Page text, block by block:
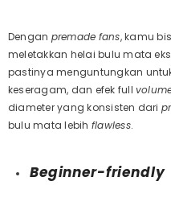
Dengan premade fans, kamu
meletakkan helai bulu mata
pastinya menguntungkan
keseragam, dan efek full
diameter yang konsisten dari
bulu mata lebih flawless.
Beginner-friendly